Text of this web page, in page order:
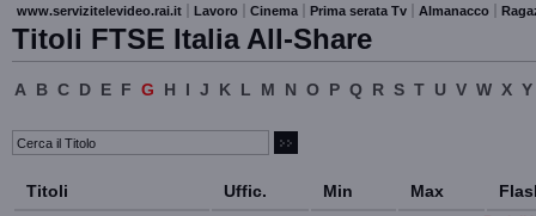
www.servizitelevideo.rai.it Lavoro Cinema Prima serata Tv Almanacco
Titoli FTSE Italia All-Share
A B C D E F G H I J K L M N O P Q R S T U V W X Y
Titoli Uffic. Min Max